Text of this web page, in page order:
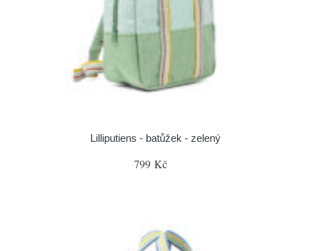
Lilliputiens - batůžek - zelený
799 Kč